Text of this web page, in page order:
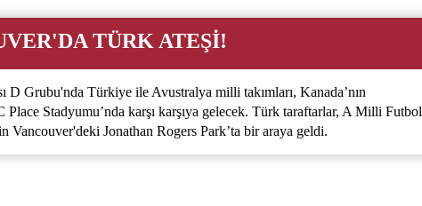
TÜRK ATEŞİ!
D Grubu'nda Türkiye ile Avustralya milli takımları, Kanada’nın
Stadyumu’nda karşı karşıya gelecek. Türk taraftarlar, A Milli Futbol
Vancouver'deki Jonathan Rogers Park’ta bir araya geldi.